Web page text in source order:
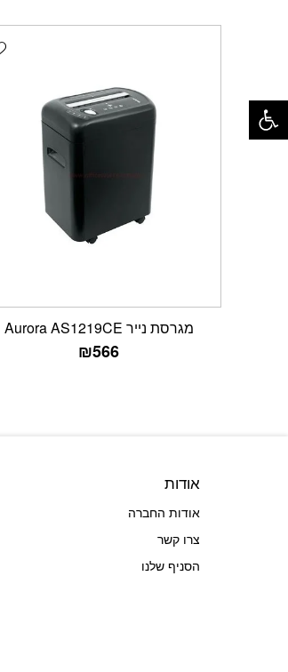
מגרסת נייר Aurora AS1219CE
₪566
אודות
אודות החברה
צרו קשר
הסניף שלנו
פתח סרגל נגישות